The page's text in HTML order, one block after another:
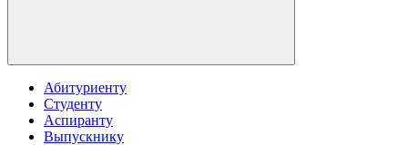
Абитуриенту
Студенту
Аспиранту
Выпускнику